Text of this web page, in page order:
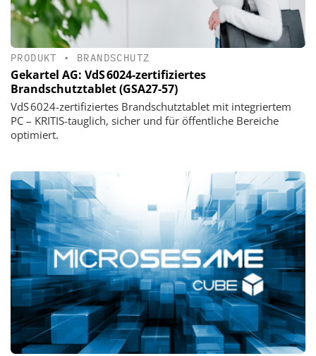
PRODUKT • BRANDSCHUTZ
Gekartel AG: VdS 6024-zertifiziertes
Brandschutztablet (GSA27-57)
VdS 6024-zertifiziertes Brandschutztablet mit integriertem
PC – KRITIS-tauglich, sicher und für öffentliche Bereiche
optimiert.